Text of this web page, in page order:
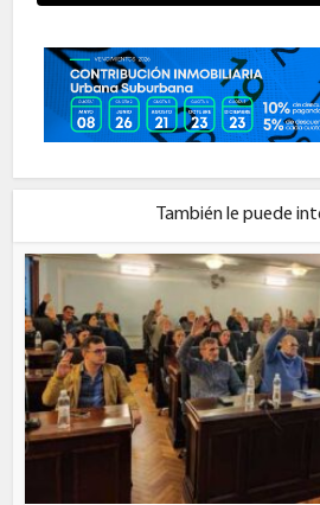
También le puede